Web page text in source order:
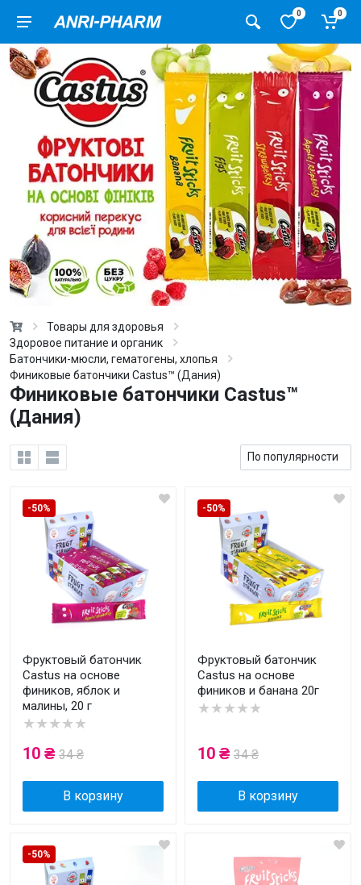
0 0
Товары для здоровья
Здоровое питание и органик
Батончики-мюсли, гематогены, хлопья
Финиковые батончики Castus™ (Дания)
Финиковые батончики Castus™
(Дания)
-50%
Фруктовый батончик
Castus на основе
фиников, яблок и
малины, 20 г
★★★★★
10 ₴ 34 ₴
В корзину
-50%
Фруктовый батончик
Castus на основе
фиников и банана 20г
★★★★★
10 ₴ 34 ₴
В корзину
-50%